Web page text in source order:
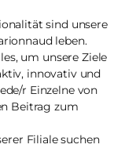
sind unsere
leben.
um unsere Ziele
innovativ und
r Einzelne von
Beitrag zum
Filiale suchen